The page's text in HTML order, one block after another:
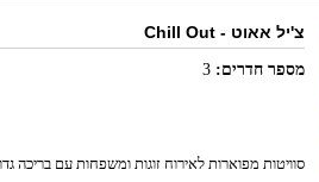
צ'יל אאוט - Chill Out
מספר חדרים: 3
סוויטות מפוארות לאירוח זוגות ומשפחות עם בריכה